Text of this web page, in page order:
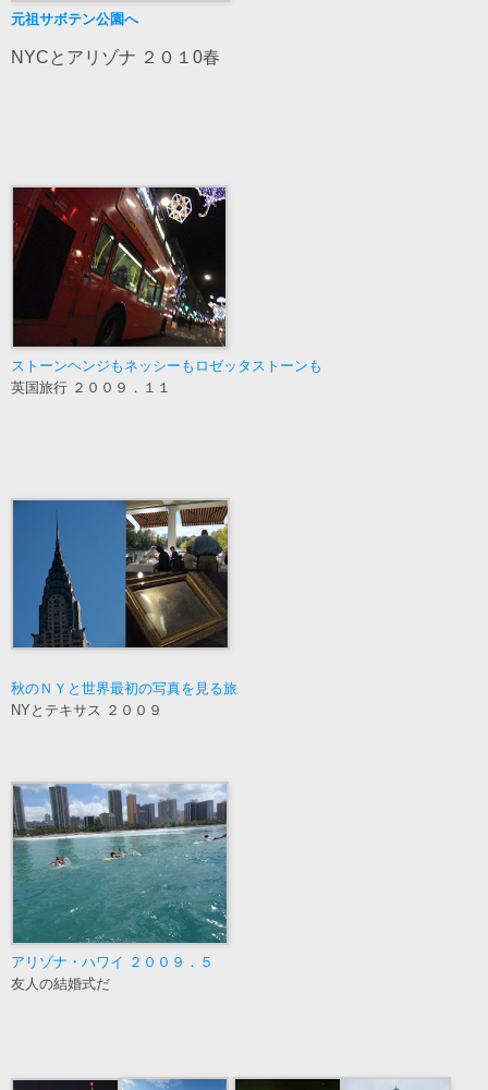
元祖サボテン公園へ
NYCとアリゾナ ２０１0春
ストーンヘンジもネッシーもロゼッタストーンも
英国旅行 ２００９．１１
秋のＮＹと世界最初の写真を見る旅
NYとテキサス ２００９
アリゾナ・ハワイ ２００９．５
友人の結婚式だ